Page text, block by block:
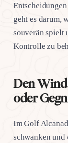
geht es darum,
souverän spielt
Kontrolle zu
Den
oder
Im Golf
schwanken